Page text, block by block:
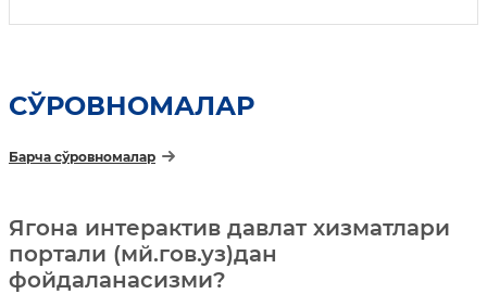
СЎРОВНОМАЛАР
Барча сўровномалар
Ягона интерактив давлат хизматлари
портали (мй.гов.уз)дан
фойдаланасизми?